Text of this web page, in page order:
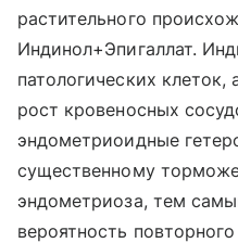
растительного
Индинол+Эпигаллат.
патологических клеток,
рост кровеносных
эндометриоидные
существенному
эндометриоза, тем
вероятность